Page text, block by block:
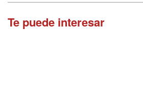
Te puede interesar